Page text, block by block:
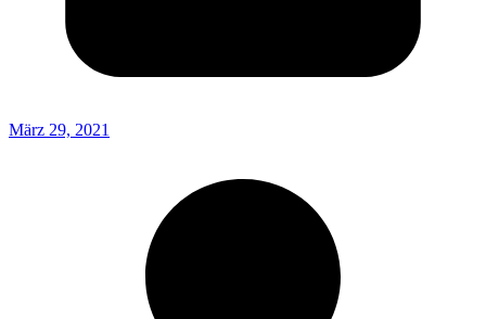
März 29, 2021